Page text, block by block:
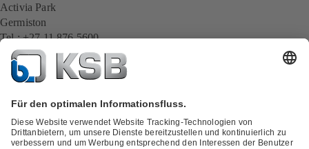
Activia Park
Germiston
Tel.: +27 11 876 5600
Mobil: +2772 630 9176
E-Mail:
andreas.gremels@ksb.com
Alle KSB-Kontakte